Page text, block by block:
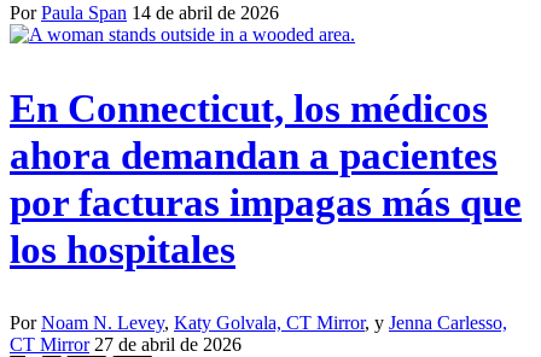
PorPaula Span 14 de abril de 2026
En Connecticut, los médicos
ahora demandan a pacientes
por facturas impagas más que
los hospitales
PorNoam N. Levey, Katy Golvala, CT Mirror, y Jenna Carlesso,
CT Mirror 27 de abril de 2026